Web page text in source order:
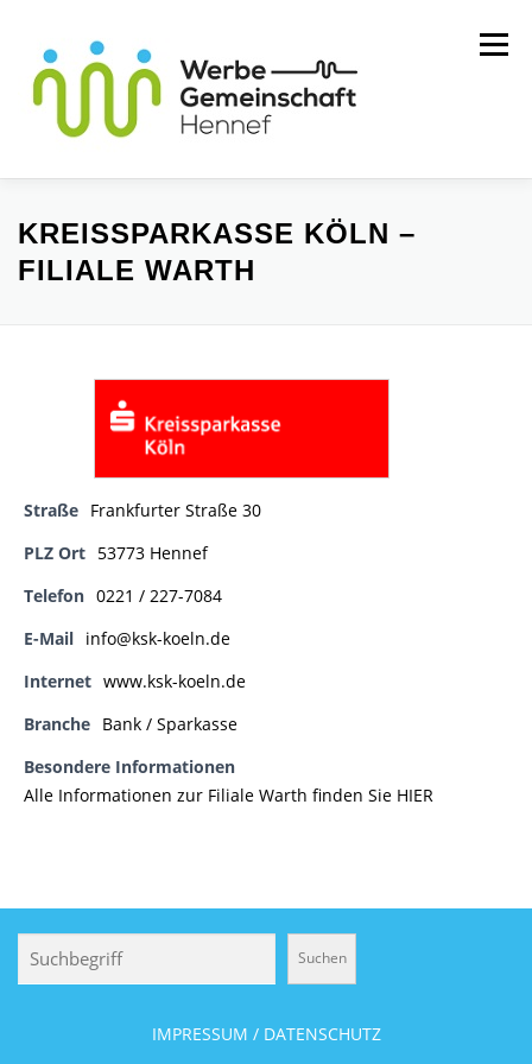
Inhalt
springen
Menü
MITGLIEDER WIR ÜBER UNS
KREISSPARKASSE KÖLN –
FILIALE WARTH
Straße Frankfurter Straße 30
PLZ Ort 53773 Hennef
Telefon 0221 / 227-7084
E-Mail info@ksk-koeln.de
Internet www.ksk-koeln.de
Branche Bank / Sparkasse
Besondere Informationen
Alle Informationen zur Filiale Warth finden Sie HIER
Suchen
IMPRESSUM / DATENSCHUTZ